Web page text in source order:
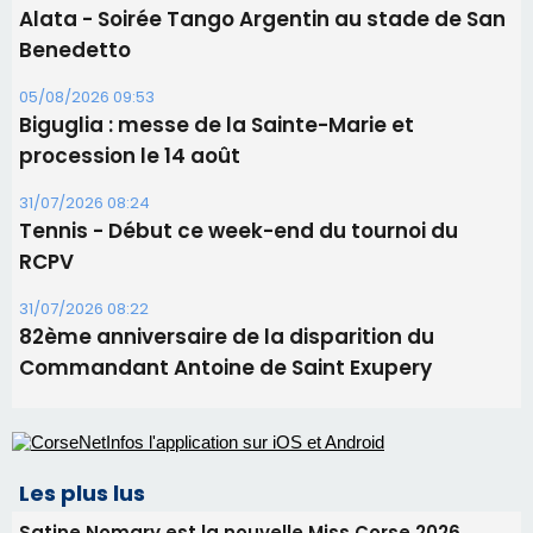
Ucciani – Marché des producteurs à Cruculi le
11 août
06/08/2026 15:25
Corte – L’association A Nuciola organise une
projection sous les étoiles
06/08/2026 15:04
Alata - Soirée Tango Argentin au stade de San
Benedetto
05/08/2026 09:53
Biguglia : messe de la Sainte-Marie et
procession le 14 août
Tennis - Début ce week-end du tournoi du
RCPV